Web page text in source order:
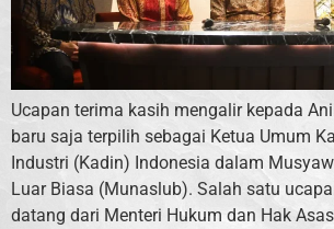
Ucapan terima kasih mengalir kepada
baru saja terpilih sebagai Ketua Umum
Industri (Kadin) Indonesia dalam
Luar Biasa (Munaslub). Salah satu
datang dari Menteri Hukum dan Hak